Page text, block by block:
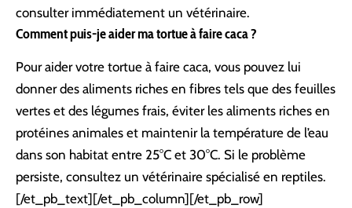
consulter immédiatement un vétérinaire.
Comment puis-je aider ma tortue à faire caca ?
Pour aider votre tortue à faire caca, vous pouvez lui
donner des aliments riches en fibres tels que des feuilles
vertes et des légumes frais, éviter les aliments riches en
protéines animales et maintenir la température de l’eau
dans son habitat entre 25°C et 30°C. Si le problème
persiste, consultez un vétérinaire spécialisé en reptiles.
[/et_pb_text][/et_pb_column][/et_pb_row]